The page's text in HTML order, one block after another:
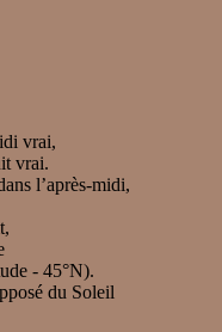
vrai,
vrai.
l’après-midi,
- 45°N).
du Soleil